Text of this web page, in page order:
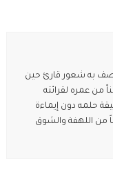
به شعور قارئ حين
من عمره لقرائته
حلمه دون إيماءة
من اللهفة والشوق